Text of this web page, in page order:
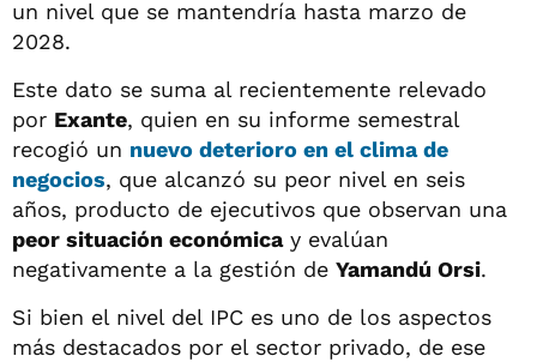
un nivel que se mantendría hasta marzo de
2028.
Este dato se suma al recientemente relevado
por Exante, quien en su informe semestral
recogió un nuevo deterioro en el clima de
negocios, que alcanzó su peor nivel en seis
años, producto de ejecutivos que observan una
peor situación económicay evalúan
negativamente a la gestión de Yamandú Orsi.
Si bien el nivel del IPC es uno de los aspectos
más destacados por el sector privado, de ese